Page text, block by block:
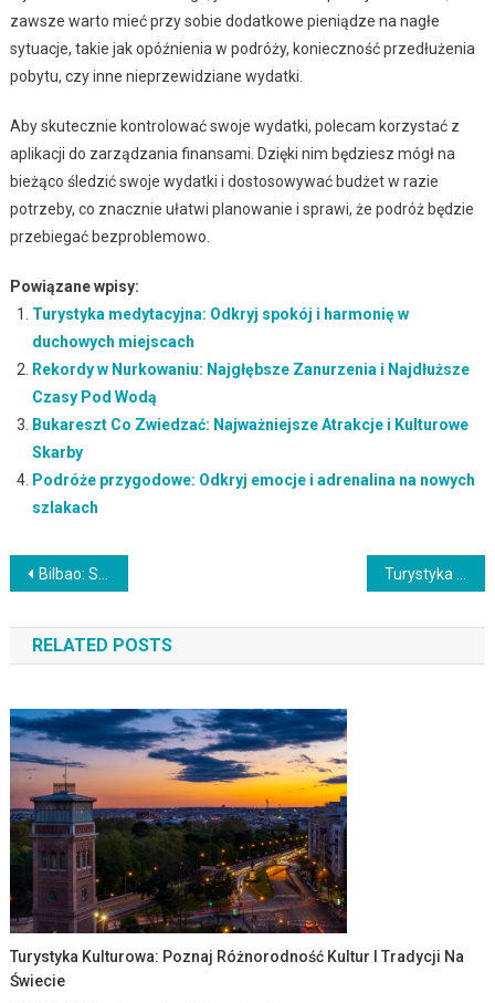
zawsze warto mieć przy sobie dodatkowe pieniądze na nagłe
sytuacje, takie jak opóźnienia w podróży, konieczność przedłużenia
pobytu, czy inne nieprzewidziane wydatki.
Aby skutecznie kontrolować swoje wydatki, polecam korzystać z
aplikacji do zarządzania finansami. Dzięki nim będziesz mógł na
bieżąco śledzić swoje wydatki i dostosowywać budżet w razie
potrzeby, co znacznie ułatwi planowanie i sprawi, że podróż będzie
przebiegać bezproblemowo.
Powiązane wpisy:
Turystyka medytacyjna: Odkryj spokój i harmonię w
duchowych miejscach
Rekordy w Nurkowaniu: Najgłębsze Zanurzenia i Najdłuższe
Czasy Pod Wodą
Bukareszt Co Zwiedzać: Najważniejsze Atrakcje i Kulturowe
Skarby
Podróże przygodowe: Odkryj emocje i adrenalina na nowych
szlakach
Nawigacja
wpisu
Bilbao: Sztuka, Architektura i Kuchnia Baskijska
RELATED POSTS
Turystyka Kulturowa: Poznaj Różnorodność Kultur I Tradycji Na
Świecie